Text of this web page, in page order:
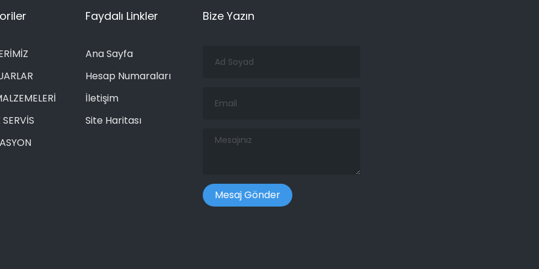
Faydalı Linkler
Ana Sayfa
Hesap Numaraları
İletişim
Site Haritası
Bize Yazın
Soyad
Mesajınız